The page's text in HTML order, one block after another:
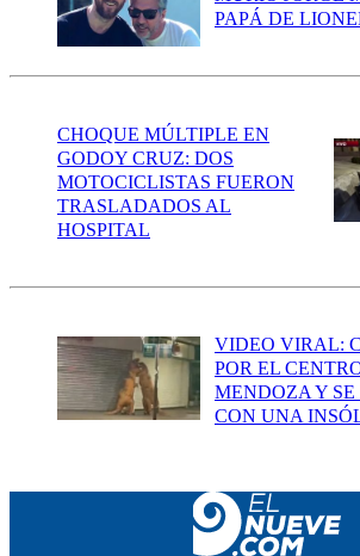
PAPÁ DE
CHOQUE MÚLTIPLE EN
GODOY CRUZ: DOS
MOTOCICLISTAS FUERON
TRASLADADOS AL
HOSPITAL
VIDEO VIRAL:
POR EL
MENDOZA Y
CON UNA